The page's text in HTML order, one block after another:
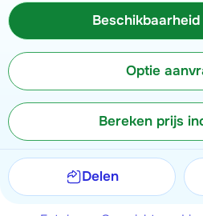
Optie
Bereken prijs
Delen